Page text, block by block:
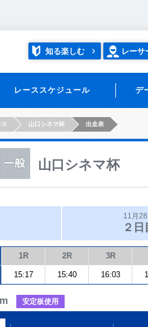
知る楽しむ レーサ
レーススケジュール デ
山口シネマ杯 出走表
山口シネマ杯
11月
２日
1R 2R 3R
15:17 15:40 16:03
安定板使用